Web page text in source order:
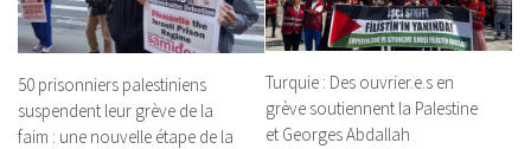
50 prisonniers palestiniens
suspendent leur grève de la
faim : une nouvelle étape de la
Turquie : Des ouvrier.e.s en
grève soutiennent la Palestine
et Georges Abdallah